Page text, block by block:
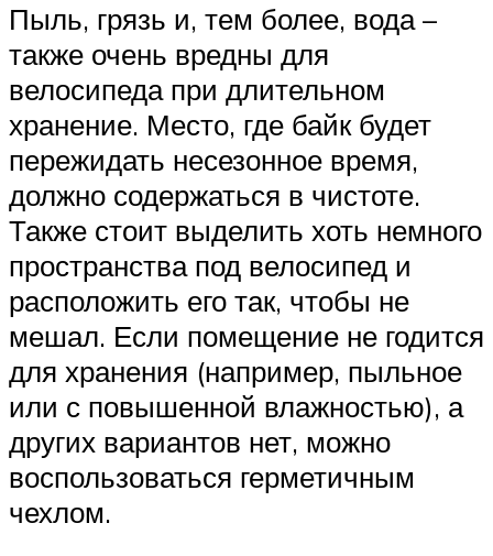
Пыль, грязь и, тем более, вода –
также очень вредны для
велосипеда при длительном
хранение. Место, где байк будет
пережидать несезонное время,
должно содержаться в чистоте.
Также стоит выделить хоть немного
пространства под велосипед и
расположить его так, чтобы не
мешал. Если помещение не годится
для хранения (например, пыльное
или с повышенной влажностью), а
других вариантов нет, можно
воспользоваться герметичным
чехлом.